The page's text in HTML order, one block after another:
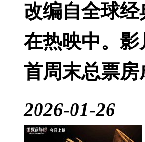
改编自全球
在热映中。
首周末总票
2026-01-26